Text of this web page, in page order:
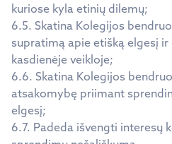
kuriose kyla etinių dilemų;
6.5. Skatina Kolegijos
supratimą apie etišką elgesį
kasdienėje veikloje;
6.6. Skatina Kolegijos
atsakomybę priimant
elgesį;
6.7. Padeda išvengti interesų